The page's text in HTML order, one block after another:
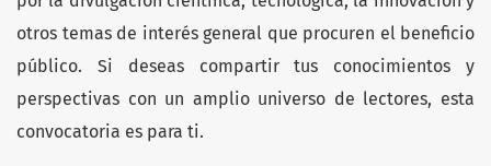
otros temas de interés general que procuren el beneficio
público. Si deseas compartir tus conocimientos y
perspectivas con un amplio universo de lectores, esta
convocatoria es para ti.